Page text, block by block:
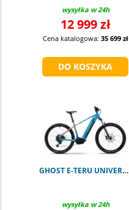
wysyłka w 24h
12 999 zł
Cena katalogowa: 35 699 zł
GHOST E-TERU UNIVERSAL atlantic blue L
wysyłka w 24h